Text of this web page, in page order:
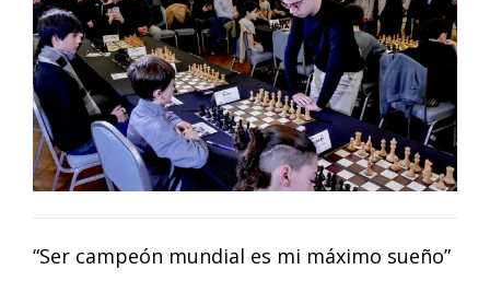
“Ser campeón mundial es mi máximo sueño”